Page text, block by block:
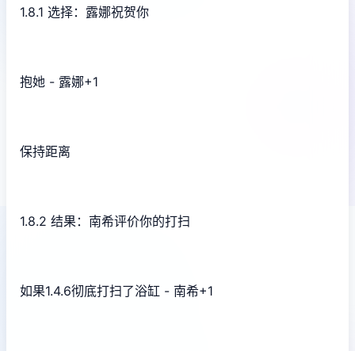
1.8.1 选择：露娜祝贺你
抱她 - 露娜+1
保持距离
1.8.2 结果：南希评价你的打扫
如果1.4.6彻底打扫了浴缸 - 南希+1